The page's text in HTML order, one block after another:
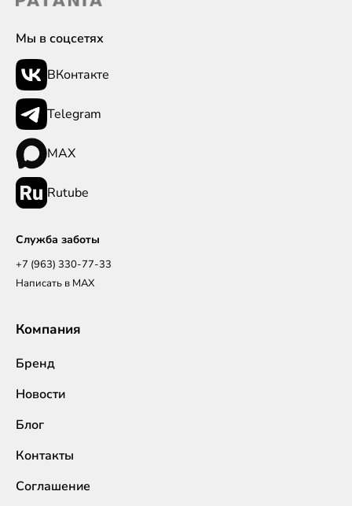
Мы в соцсетях
ВКонтакте
Telegram
MAX
Rutube
Служба заботы
+7 (963) 330-77-33
Написать в MAX
Компания
Бренд
Новости
Блог
Контакты
Соглашение